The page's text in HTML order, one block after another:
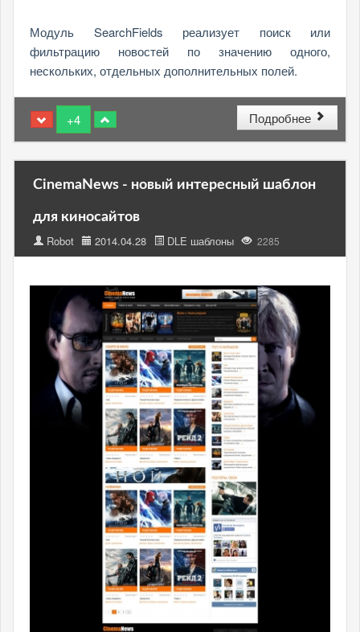
Модуль SearchFields реализует поиск или
фильтрацию новостей по значению одного,
нескольких, отдельных дополнительных полей.
+4 Подробнее
CinemaNews - новый интересный шаблон
для киносайтов
Robot 2014.04.28 DLE шаблоны 2285